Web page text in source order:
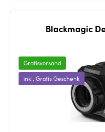
Blackmagic
Gratisversand
inkl. Gratis Geschenk